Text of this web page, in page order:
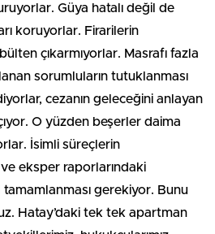
Güya hatalı değil de
koruyorlar. Firarilerin
bülten çıkarmıyorlar. Masrafı fazla
sorumluların tutuklanması
cezanın geleceğini anlayan
O yüzden beşerler daima
İsimli süreçlerin
ve eksper raporlarındaki
gerekiyor. Bunu
Hatay’daki tek tek apartman